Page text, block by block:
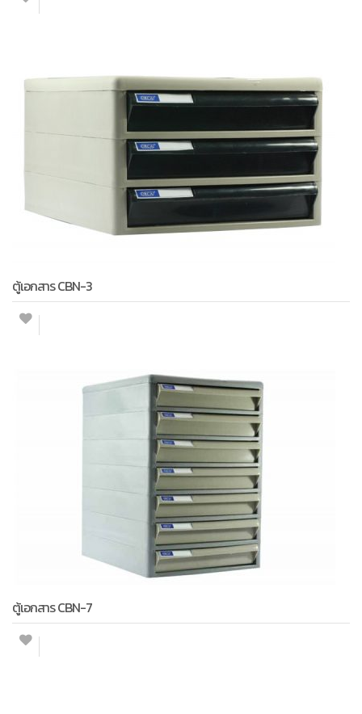
ตู้เอกสาร CBN-3
ตู้เอกสาร CBN-7